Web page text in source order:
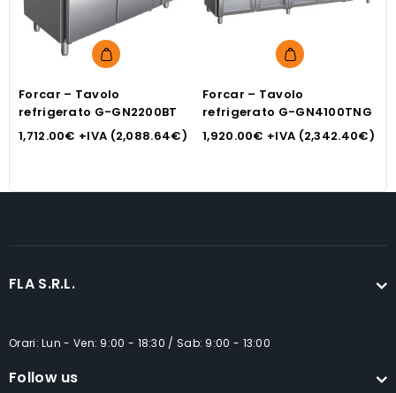
Forcar – Tavolo
refrigerato G-GN2200BT
1,712.00€ +IVA (2,088.64€)
Forcar – Tavolo
refrigerato G-GN4100TNG
1,920.00€ +IVA (2,342.40€)
FLA S.R.L.
Orari: Lun - Ven: 9:00 - 18:30 / Sab: 9:00 - 13:00
Follow us